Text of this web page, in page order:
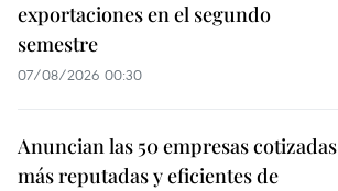
exportaciones en el segundo
semestre
07/08/2026 00:30
Anuncian las 50 empresas cotizadas
más reputadas y eficientes de